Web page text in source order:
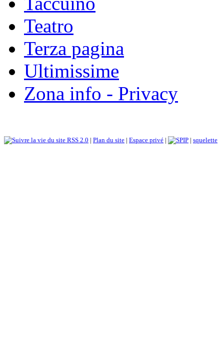
Teatro
Terza pagina
Ultimissime
Zona info - Privacy
RSS 2.0 | Plan du site | Espace privé | | squelette